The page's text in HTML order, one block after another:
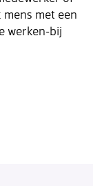
met een
werken-bij